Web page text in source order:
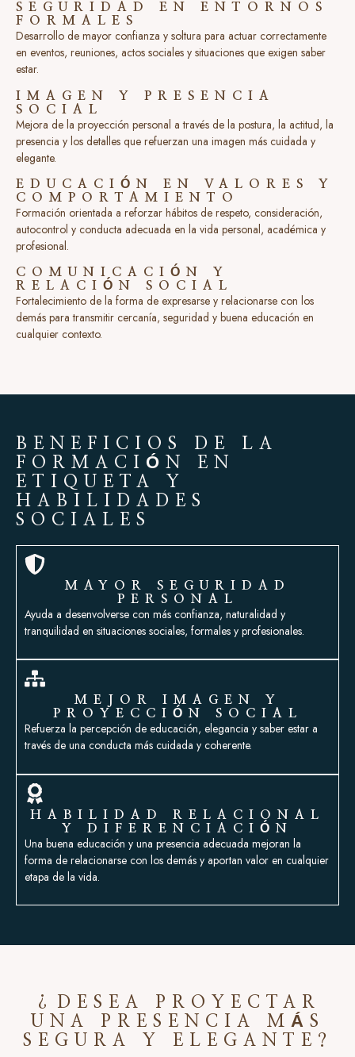
SEGURIDAD EN ENTORNOS
FORMALES
Desarrollo de mayor confianza y soltura para actuar correctamente
en eventos, reuniones, actos sociales y situaciones que exigen saber
estar.
IMAGEN Y PRESENCIA
SOCIAL
Mejora de la proyección personal a través de la postura, la actitud, la
presencia y los detalles que refuerzan una imagen más cuidada y
elegante.
EDUCACIÓN EN VALORES Y
COMPORTAMIENTO
Formación orientada a reforzar hábitos de respeto, consideración,
autocontrol y conducta adecuada en la vida personal, académica y
profesional.
COMUNICACIÓN Y
RELACIÓN SOCIAL
Fortalecimiento de la forma de expresarse y relacionarse con los
demás para transmitir cercanía, seguridad y buena educación en
cualquier contexto.
BENEFICIOS DE LA
FORMACIÓN EN
ETIQUETA Y
HABILIDADES
SOCIALES
MAYOR SEGURIDAD
PERSONAL
Ayuda a desenvolverse con más confianza, naturalidad y
tranquilidad en situaciones sociales, formales y profesionales.
MEJOR IMAGEN Y
PROYECCIÓN SOCIAL
Refuerza la percepción de educación, elegancia y saber estar a
través de una conducta más cuidada y coherente.
HABILIDAD RELACIONAL
Y DIFERENCIACIÓN
Una buena educación y una presencia adecuada mejoran la
forma de relacionarse con los demás y aportan valor en cualquier
etapa de la vida.
¿DESEA PROYECTAR
UNA PRESENCIA MÁS
SEGURA Y ELEGANTE?